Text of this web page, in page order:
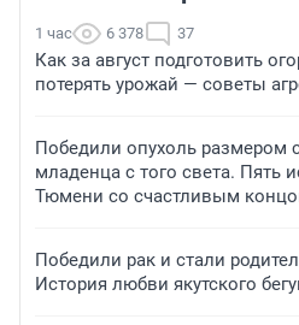
1 час 6 378 37
Как за август подготовить
потерять урожай — советы
Победили опухоль размером
младенца с того света. Пять
Тюмени со счастливым
Победили рак и стали
История любви якутского